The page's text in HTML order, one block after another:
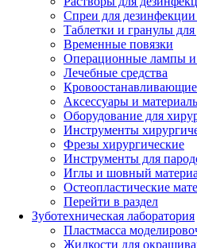
Спреи для дезинфекции
Таблетки и гранулы
Временные повязки
Операционные лампы и
Лечебные средства
Аксессуары и
Оборудование для
Инструменты
Фрезы хирургические
Инструменты для
Иглы и шовный
Остеопластические
Перейти в раздел
Зуботехническая лаборатория
Пластмасса
Жидкости для